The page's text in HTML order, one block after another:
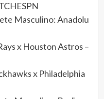
Masculino: Anadolu
x Houston Astros –
x Philadelphia